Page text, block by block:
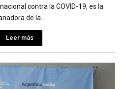
contra la COVID-19, es la
de la...
Leer más